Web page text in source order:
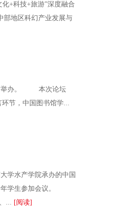
+科技+旅游”深度融合
部地区科幻产业发展与
市举办。 本次论坛
节，中国图书馆学...
学水产学院承办的中国
年学生参加会议。
... [阅读]